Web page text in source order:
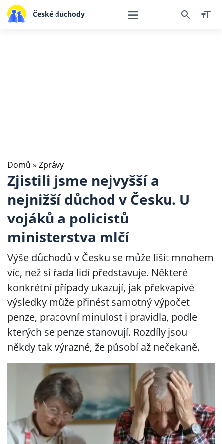
České důchody
Domů » Zprávy
Zjistili jsme nejvyšší a
nejnižší důchod v Česku. U
vojáků a policistů
ministerstva mlčí
Výše důchodů v Česku se může lišit mnohem
víc, než si řada lidí představuje. Některé
konkrétní případy ukazují, jak překvapivé
výsledky může přinést samotný výpočet
penze, pracovní minulost i pravidla, podle
kterých se penze stanovují. Rozdíly jsou
někdy tak výrazné, že působí až nečekaně.